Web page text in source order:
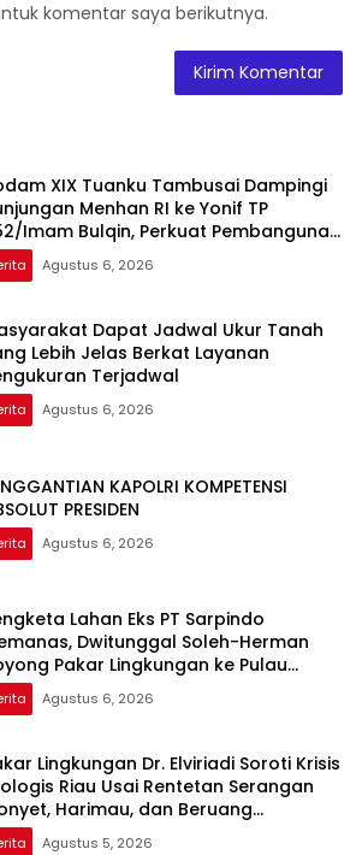
komentar saya berikutnya.
XIX Tuanku Tambusai Dampingi
Menhan RI ke Yonif TP
Imam Bulqin, Perkuat Pembangunan
Agustus 6, 2026
Dapat Jadwal Ukur Tanah
Lebih Jelas Berkat Layanan
Terjadwal
Agustus 6, 2026
KAPOLRI KOMPETENSI
PRESIDEN
Agustus 6, 2026
Lahan Eks PT Sarpindo
Dwitunggal Soleh-Herman
Pakar Lingkungan ke Pulau
Agustus 6, 2026
Lingkungan Dr. Elviriadi Soroti Krisis
Riau Usai Rentetan Serangan
Harimau, dan Beruang
Warga
Agustus 5, 2026